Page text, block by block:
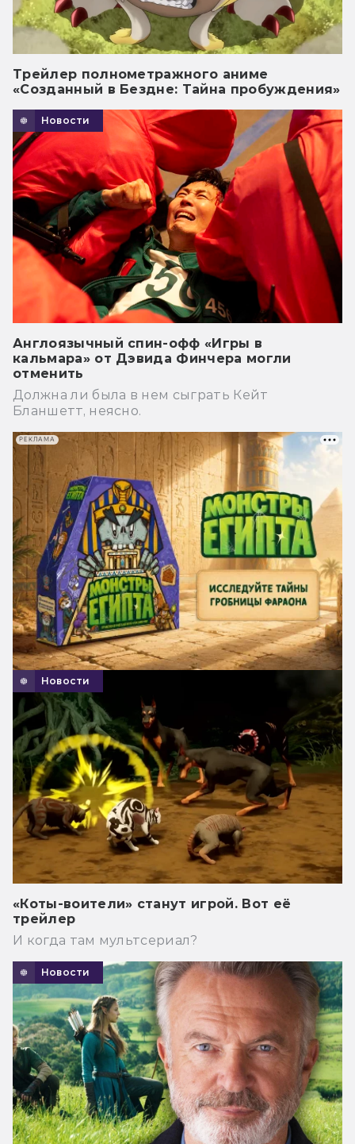
Трейлер полнометражного аниме
«Созданный в Бездне: Тайна пробуждения»
Новости
Англоязычный спин-офф «Игры в
кальмара» от Дэвида Финчера могли
отменить
Должна ли была в нем сыграть Кейт
Бланшетт, неясно.
Новости
«Коты-воители» станут игрой. Вот её
трейлер
И когда там мультсериал?
Новости
РЕКЛАМА